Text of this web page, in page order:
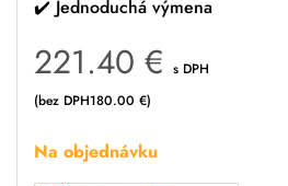
✔️ Jednoduchá výmena
221.40 € s DPH
(bez DPH180.00 €)
Na objednávku